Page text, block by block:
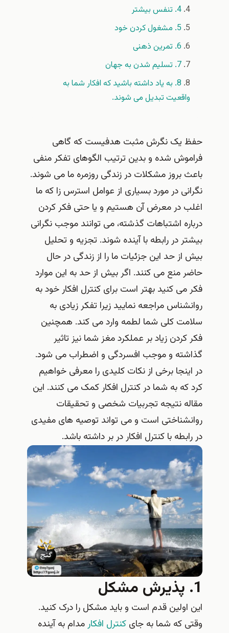
4. تنفس بیشتر
5. مشغول کردن خود
6. تمرین ذهنی
7. تسلیم شدن به جهان
8. به یاد داشته باشید که افکار شما به
واقعیت تبدیل می شوند.
حفظ یک نگرش مثبت هدفیست که گاهی
فراموش شده و بدین ترتیب الگوهای تفکر منفی
باعث بروز مشکلات در زندگی روزمره ما می شوند.
نگرانی در مورد بسیاری از عوامل استرس زا که ما
اغلب در معرض آن هستیم و یا حتی فکر کردن
درباره اشتباهات گذشته، می توانند موجب نگرانی
بیشتر در رابطه با آینده شوند. تجزیه و تحلیل
بیش از حد این جزئیات ما را از زندگی در حال
حاضر منع می کنند. اگر بیش از حد به این موارد
فکر می کنید بهتر است برای کنترل افکار خود به
روانشناس مراجعه نمایید زیرا تفکر زیادی به
سلامت کلی شما لطمه وارد می کند. همچنین
فکر کردن زیاد بر عملکرد مغز شما نیز تاثیر
گذاشته و موجب افسردگی و اضطراب می شود.
در اینجا برخی از نکات کلیدی را معرفی خواهیم
کرد که به شما در کنترل افکار کمک می کنند. این
مقاله نتیجه تجربیات شخصی و تحقیقات
روانشناختی است و می تواند توصیه های مفیدی
در رابطه با کنترل افکار در بر داشته باشد.
1. پذیرش مشکل
این اولین قدم است و باید مشکل را درک کنید.
وقتی که شما به جایکنترل افکارمدام به آینده